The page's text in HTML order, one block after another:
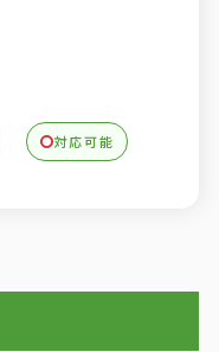
対応可能